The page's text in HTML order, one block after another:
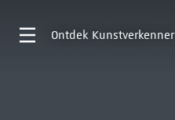
Ontdek Kunstverkenner